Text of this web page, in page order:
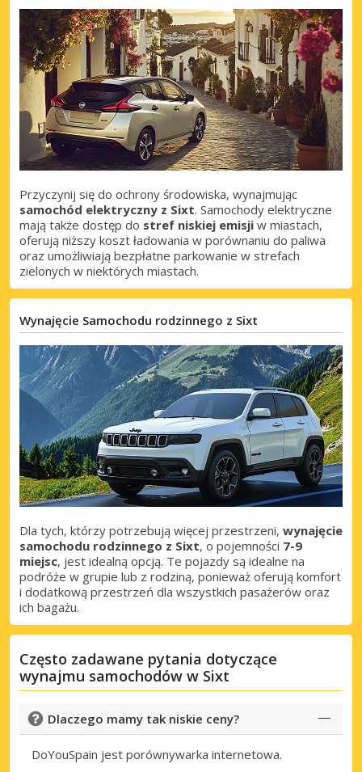
Przyczynij się do ochrony środowiska, wynajmując
samochód elektryczny z Sixt. Samochody elektryczne
mają także dostęp do stref niskiej emisji w miastach,
oferują niższy koszt ładowania w porównaniu do paliwa
oraz umożliwiają bezpłatne parkowanie w strefach
zielonych w niektórych miastach.
Wynajęcie Samochodu rodzinnego z Sixt
Dla tych, którzy potrzebują więcej przestrzeni, wynajęcie
samochodu rodzinnego z Sixt, o pojemności 7-9
miejsc, jest idealną opcją. Te pojazdy są idealne na
podróże w grupie lub z rodziną, ponieważ oferują komfort
i dodatkową przestrzeń dla wszystkich pasażerów oraz
ich bagażu.
Często zadawane pytania dotyczące
wynajmu samochodów w Sixt
Dlaczego mamy tak niskie ceny?
DoYouSpain jest porównywarka internetowa.
Najlepsze oszczędności
Uzyskaj dostęp do ekskluzywnych ofert
partnerów
Zaloguj się przez eLink